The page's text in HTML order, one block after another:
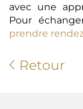
avec une
Pour
prendre
Retour